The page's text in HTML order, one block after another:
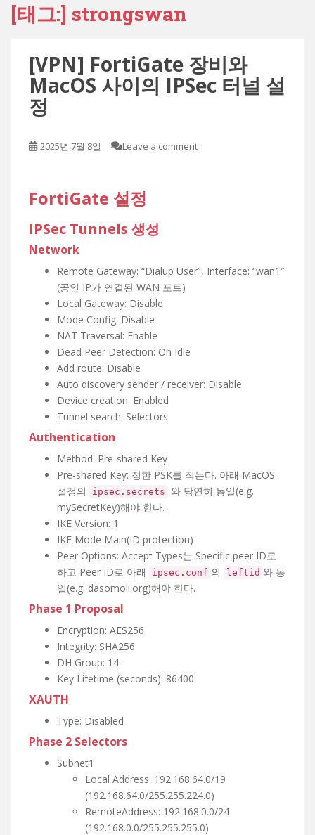
[태그:] strongswan
[VPN] FortiGate 장비와
MacOS 사이의 IPSec 터널 설
정
2025년 7월 8일 Leave a comment
FortiGate 설정
IPSec Tunnels 생성
Network
Remote Gateway: “Dialup User”, Interface: “wan1″
(공인 IP가 연결된 WAN 포트)
Local Gateway: Disable
Mode Config: Disable
NAT Traversal: Enable
Dead Peer Detection: On Idle
Add route: Disable
Auto discovery sender / receiver: Disable
Device creation: Enabled
Tunnel search: Selectors
Authentication
Method: Pre-shared Key
Pre-shared Key: 정한 PSK를 적는다. 아래 MacOS
설정의
ipsec.secrets
와 당연히 동일(e.g.
mySecretKey)해야 한다.
IKE Version: 1
IKE Mode Main(ID protection)
Peer Options: Accept Types는 Specific peer ID로
하고 Peer ID로 아래
ipsec.conf 의 leftid 와 동
일(e.g. dasomoli.org)해야 한다.
Phase 1 Proposal
Encryption: AES256
Integrity: SHA256
DH Group: 14
Key Lifetime (seconds): 86400
XAUTH
Type: Disabled
Phase 2 Selectors
Subnet1
Local Address: 192.168.64.0/19
(192.168.64.0/255.255.224.0)
RemoteAddress: 192.168.0.0/24
(192.168.0.0/255.255.255.0)